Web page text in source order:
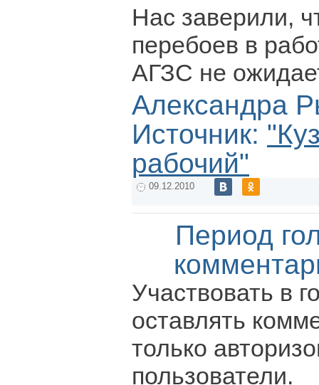
Нас заверили,
перебоев в
АГЗС не
Александра
Источник:
рабочий"
09.12.2010
Период
Участвовать в
оставлять
только
пользователи.